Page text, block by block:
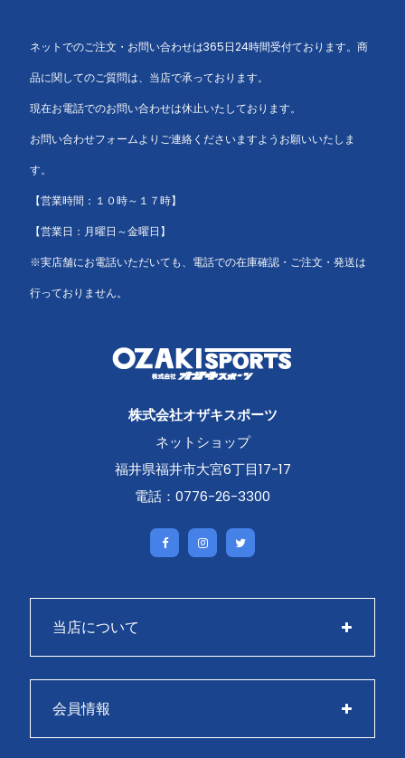
ネットでのご注文・お問い合わせは365日24時間受付ております。商
品に関してのご質問は、当店で承っております。
現在お電話でのお問い合わせは休止いたしております。
お問い合わせフォームよりご連絡くださいますようお願いいたしま
す。
【営業時間：１０時～１７時】
【営業日：月曜日～金曜日】
※実店舗にお電話いただいても、電話での在庫確認・ご注文・発送は
行っておりません。
株式会社オザキスポーツ
ネットショップ
福井県福井市大宮6丁目17-17
電話：0776-26-3300
当店について
会員情報